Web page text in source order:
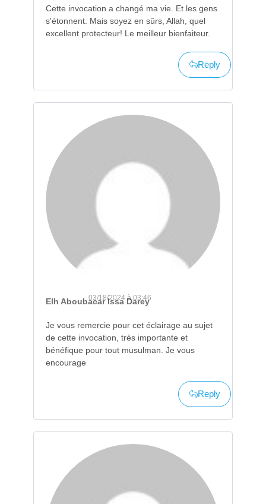
Cette invocation a changé ma vie. Et les gens
s'étonnent. Mais soyez en sûrs, Allah, quel
excellent protecteur! Le meilleur bienfaiteur.
Reply
Elh Aboubacar Issa Darey
03/18/2024 à 03:46
Je vous remercie pour cet éclairage au sujet
de cette invocation, très importante et
bénéfique pour tout musulman. Je vous
encourage
Reply